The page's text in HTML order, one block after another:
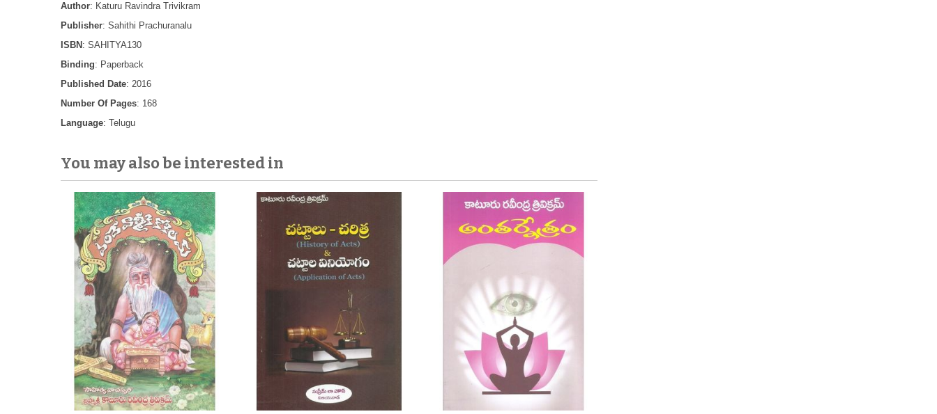
Author: Katuru Ravindra Trivikram
Publisher: Sahithi Prachuranalu
ISBN : SAHITYA130
Binding: Paperback
Published Date: 2016
Number Of Pages: 168
Language: Telugu
You may also be interested in